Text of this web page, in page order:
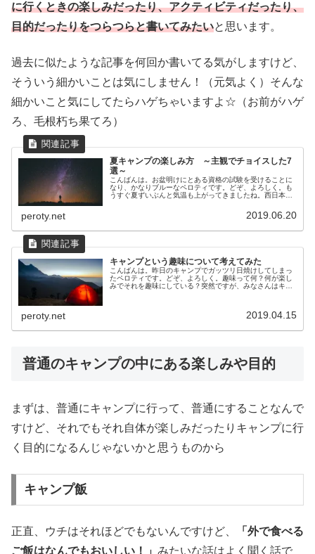
に行くときの楽しみだったり、アクティビティだったり、
目的だったりをつらつらと書いてみたいと思います。
過去に似たような記事を何回か書いてる気がしますけど、
そういう細かいことは気にしません！（元気よく）そんな
細かいこと気にしてたらハゲちゃいますよ☆（お前がハゲ
ろ、毛根朽ち果てろ）
夏キャンプの楽しみ方 ～主観でチョイスした7
選～
こんばんは。お盆明けにとある資格の試験を受けることに
なり、かなりブルーなペロティです。どぞ、よろしく。も
うすぐ夏ずいぶんと気温も上がってきましたね。西日本は
peroty.net 2019.06.20
キャンプという趣味について考えてみた
こんばんは。昨日のキャンプでガッツリ日焼けしてしまっ
たペロティです。どぞ、よろしく。趣味って何？何が楽し
みでそれを趣味にしている？突然ですが、みなさんはキャ
peroty.net 2019.04.15
普通のキャンプの中にある楽しみや目的
まずは、普通にキャンプに行って、普通にすることなんで
すけど、それでもそれ自体が楽しみだったりキャンプに行
く目的になるんじゃないかと思うものから
キャンプ飯
正直、ウチはそれほどでもないんですけど、
「外で食べる
ご飯はなんでもおいしい！」 みたいな話はよく聞く話で